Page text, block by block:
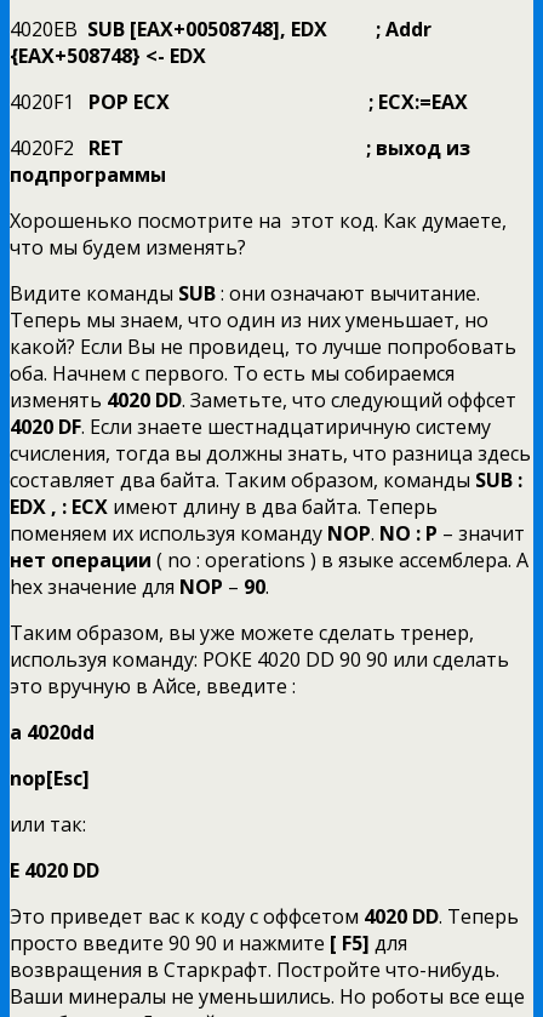
4020EB SUB [EAX+00508748], EDX ; Addr
{EAX+508748} <- EDX
4020F1 POP ECX ; ECX:=EAX
4020F2 RET ; выход из
подпрограммы
Хорошенько посмотрите на этот код. Как думаете,
что мы будем изменять?
Видите команды SUB: они означают вычитание.
Теперь мы знаем, что один из них уменьшает, но
какой? Если Вы не провидец, то лучше попробовать
оба. Начнем с первого. То есть мы собираемся
изменять 4020 DD. Заметьте, что следующий оффсет
4020 DF. Если знаете шестнадцатиричную систему
счисления, тогда вы должны знать, что разница здесь
составляет два байта. Таким образом, команды SUB :
EDX , : ECX имеют длину в два байта. Теперь
поменяем их используя команду NOP. NO : P – значит
нет операции ( no : operations ) в языке ассемблера. А
hex значение для NOP – 90.
Таким образом, вы уже можете сделать тренер,
используя команду: POKE 4020 DD 90 90 или сделать
это вручную в Айсе, введите :
a 4020dd
nop[Esc]
или так:
E 4020 DD
Это приведет вас к коду с оффсетом 4020 DD. Теперь
просто введите 90 90 и нажмите [ F5] для
возвращения в Старкрафт. Постройте что-нибудь.
Ваши минералы не уменьшились. Но роботы все еще